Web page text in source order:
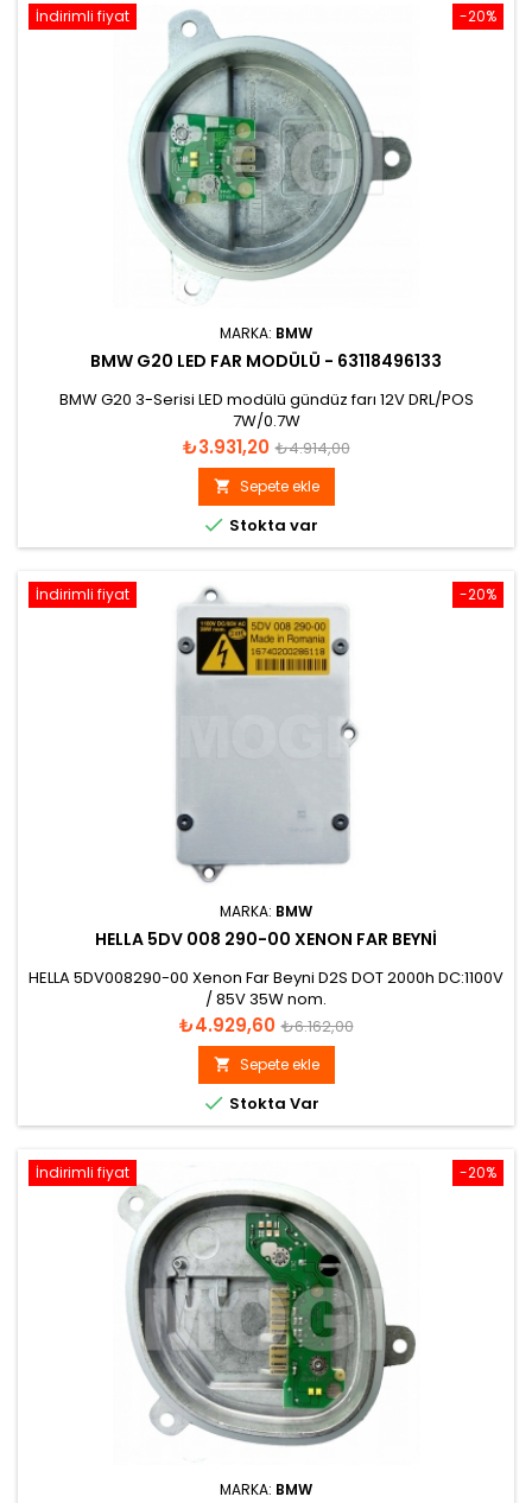
-20%
İndirimli fiyat
MARKA: BMW
BMW G20 LED FAR MODÜLÜ - 63118496133
BMW G20 3-Serisi LED modülü gündüz farı 12V DRL/POS
7W/0.7W
Fiyat
₺3.931,20 Normal
fiyat
₺4.914,00
 Sepete ekle
 Stokta var
-20%
İndirimli fiyat
MARKA: BMW
HELLA 5DV 008 290-00 XENON FAR BEYNI
HELLA 5DV008290-00 Xenon Far Beyni D2S DOT 2000h DC:1100V
/ 85V 35W nom.
Fiyat
₺4.929,60 Normal
fiyat
₺6.162,00
 Sepete ekle
 Stokta Var
-20%
İndirimli fiyat
MARKA: BMW